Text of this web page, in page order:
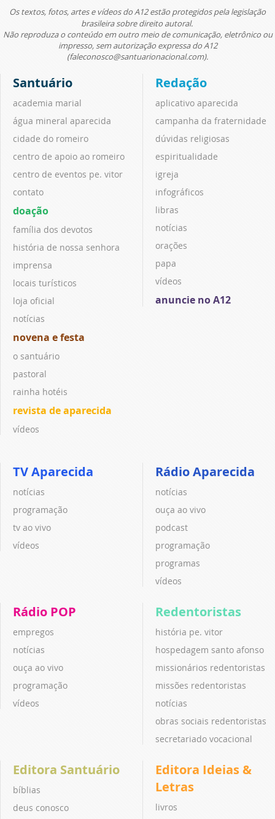
Os textos, fotos, artes e vídeos do A12 estão protegidos pela legislação
brasileira sobre direito autoral.
Não reproduza o conteúdo em outro meio de comunicação, eletrônico ou
impresso, sem autorização expressa do A12
(faleconosco@santuarionacional.com).
Santuário
academia marial
água mineral aparecida
cidade do romeiro
centro de apoio ao romeiro
centro de eventos pe. vitor
contato
doação
família dos devotos
história de nossa senhora
imprensa
locais turísticos
loja oficial
notícias
novena e festa
o santuário
pastoral
rainha hotéis
revista de aparecida
vídeos
Redação
aplicativo aparecida
campanha da fraternidade
dúvidas religiosas
espiritualidade
igreja
infográficos
libras
notícias
orações
papa
vídeos
anuncie no A12
TV Aparecida
notícias
programação
tv ao vivo
vídeos
Rádio Aparecida
notícias
ouça ao vivo
podcast
programação
programas
vídeos
Rádio POP
empregos
notícias
ouça ao vivo
programação
vídeos
Redentoristas
história pe. vitor
hospedagem santo afonso
missionários redentoristas
missões redentoristas
notícias
obras sociais redentoristas
secretariado vocacional
Editora Santuário
bíblias
deus conosco
Editora Ideias &
Letras
livros